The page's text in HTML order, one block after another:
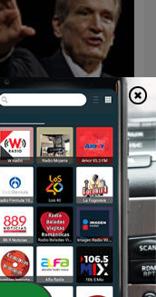
AMOR QUE VALE on
Oneplace.com